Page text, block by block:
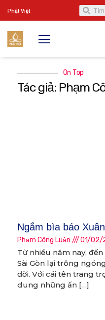
Phật Việt
On Top
Tác giả: Phạm
Ngắm bìa báo
Phạm Công Luận 01/02/
Từ nhiều năm nay,
Sài Gòn lại trông
đời. Với cái tên trang
dung những ấn […]